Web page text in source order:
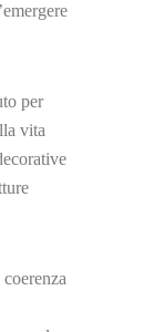
per
vita